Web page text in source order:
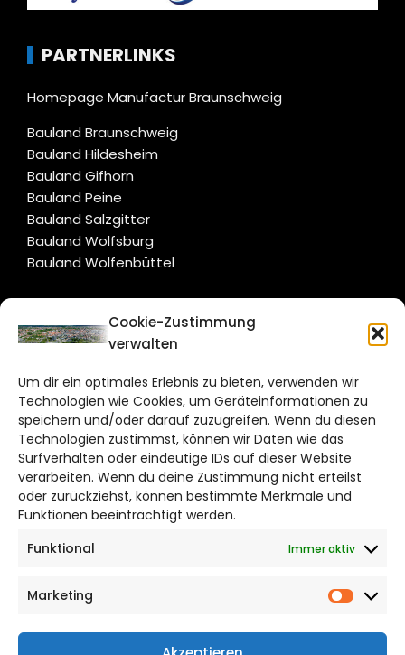
Cookie-Zustimmung
verwalten
Um dir ein optimales Erlebnis zu bieten, verwenden wir
Technologien wie Cookies, um Geräteinformationen zu
speichern und/oder darauf zuzugreifen. Wenn du diesen
Technologien zustimmst, können wir Daten wie das
Surfverhalten oder eindeutige IDs auf dieser Website
verarbeiten. Wenn du deine Zustimmung nicht erteilst
oder zurückziehst, können bestimmte Merkmale und
Funktionen beeinträchtigt werden.
Funktional
Immer aktiv
Marketing
PARTNERLINKS
Homepage Manufactur Braunschweig
Bauland Braunschweig
Bauland Hildesheim
Bauland Gifhorn
Bauland Peine
Bauland Salzgitter
Bauland Wolfsburg
Bauland Wolfenbüttel
CITYLIFE!
Bruchtorwall 12
38100 Braunschweig
Telefon: 0531 387220 – 65
DAS STADTMAGAZIN FÜR
BRAUNSCHWEIG
Impressum
Cookie Richtlinie
CITYLIFE! BEI FACEBOOK